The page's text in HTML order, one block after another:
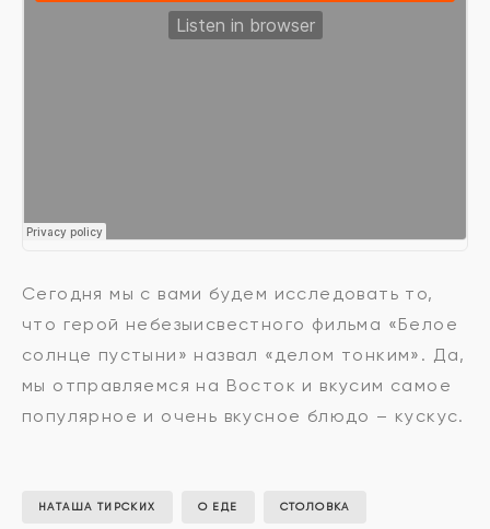
Сегодня мы с вами будем исследовать то,
что герой небезыисвестного фильма «Белое
солнце пустыни» назвал «делом тонким». Да,
мы отправляемся на Восток и вкусим самое
популярное и очень вкусное блюдо – кускус.
НАТАША ТИРСКИХ О ЕДЕ СТОЛОВКА